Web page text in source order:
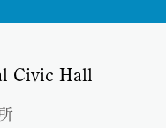
Civic Hall